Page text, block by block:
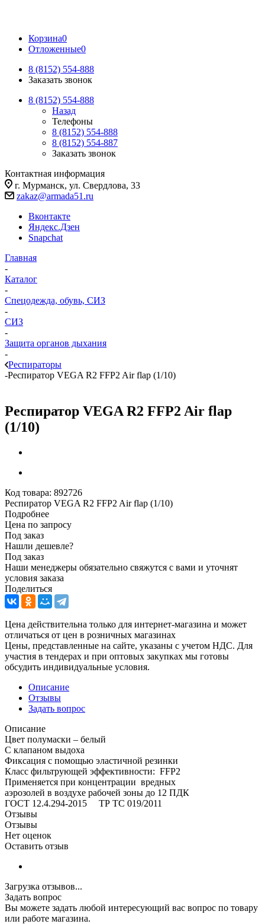
Корзина0
Отложенные0
8 (8152) 554-888
Заказать звонок
8 (8152) 554-888
Назад
Телефоны
8 (8152) 554-888
8 (8152) 554-887
Заказать звонок
Контактная информация
г. Мурманск, ул. Свердлова, 33
zakaz@armada51.ru
Вконтакте
Яндекс.Дзен
Snapchat
Главная
-
Каталог
-
Спецодежда, обувь, СИЗ
-
СИЗ
-
Защита органов дыхания
-
Респираторы
-Респиратор VEGA R2 FFP2 Air flap (1/10)
Респиратор VEGA R2 FFP2 Air flap
(1/10)
Код товара: 892726
Респиратор VEGA R2 FFP2 Air flap (1/10)
Подробнее
Цена по запросу
Под заказ
Нашли дешевле?
Под заказ
Наши менеджеры обязательно свяжутся с вами и уточнят
условия заказа
Поделиться
Цена действительна только для интернет-магазина и может
отличаться от цен в розничных магазинах
Цены, представленные на сайте, указаны с учетом НДС. Для
участия в тендерах и при оптовых закупках мы готовы
обсудить индивидуальные условия.
Описание
Отзывы
Задать вопрос
Описание
Цвет полумаски – белый
С клапаном выдоха
Фиксация с помощью эластичной резинки
Класс фильтрующей эффективности: FFP2
Применяется при концентрации вредных
аэрозолей в воздухе рабочей зоны до 12 ПДК
ГОСТ 12.4.294-2015 ТР ТС 019/2011
Отзывы
Отзывы
Нет оценок
Оставить отзыв
Загрузка отзывов...
Задать вопрос
Вы можете задать любой интересующий вас вопрос по товару
или работе магазина.